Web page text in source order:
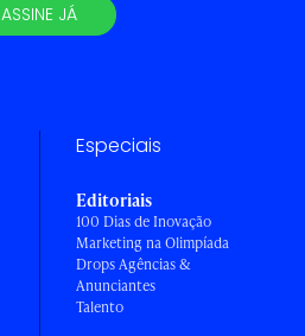
ASSINE JÁ
Especiais
Editoriais
100 Dias de Inovação
Marketing na Olimpíada
Drops Agências &
Anunciantes
Talento